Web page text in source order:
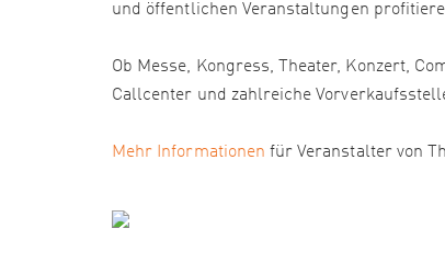
und öffentlichen Veranstaltungen
Ob Messe, Kongress, Theater, Konzert,
Callcenter und zahlreiche
Mehr Informationen für Veranstalter von